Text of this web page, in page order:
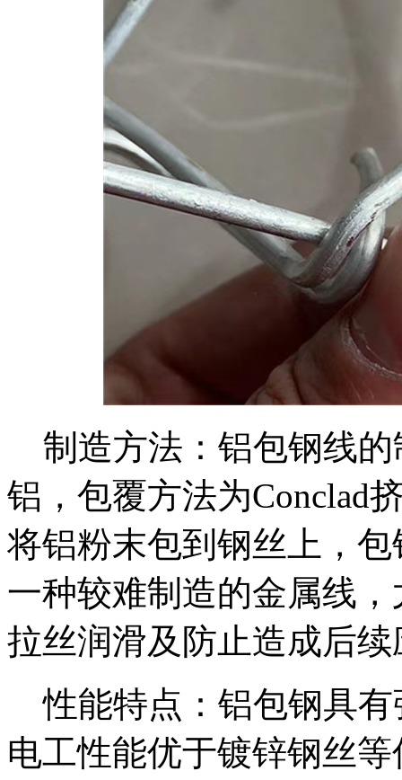
制造方法：铝包钢线的
铝，包覆方法为Conclad
将铝粉末包到钢丝上，
一种较难制造的金属线
拉丝润滑及防止造成后
性能特点：铝包钢具有
电工性能优于镀锌钢丝